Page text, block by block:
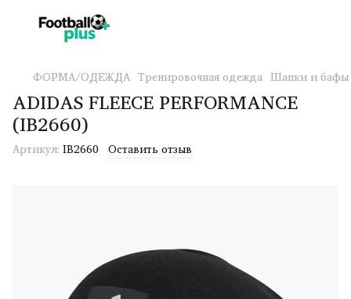
ФОРМА/ОДЕЖДА Тренировочная одежда Шапки и бафы
ADIDAS FLEECE PERFORMANCE
(IB2660)
Артикул: IB2660 Оставить отзыв